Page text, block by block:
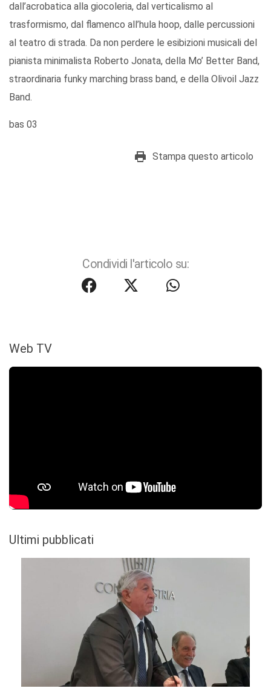
dall’acrobatica alla giocoleria, dal verticalismo al
trasformismo, dal flamenco all’hula hoop, dalle percussioni
al teatro di strada. Da non perdere le esibizioni musicali del
pianista minimalista Roberto Jonata, della Mo’ Better Band,
straordinaria funky marching brass band, e della Olivoil Jazz
Band.
bas 03
Stampa questo articolo
Condividi l'articolo su:
Web TV
Ultimi pubblicati